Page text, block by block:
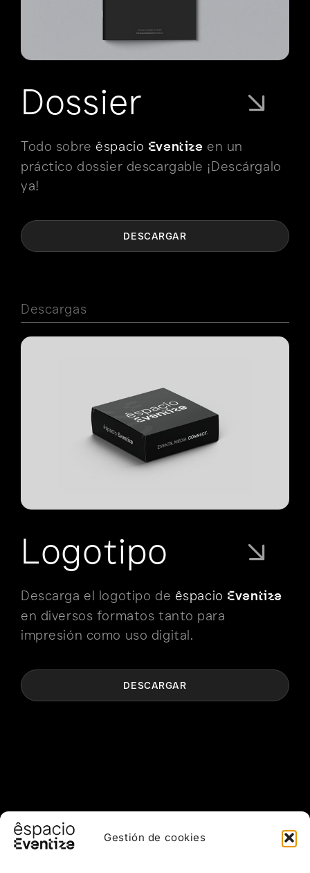
Gestión de cookies
Dossier
Todo sobre êspacio Eventize en un
práctico dossier descargable ¡Descárgalo
ya!
DESCARGAR
Descargas
Logotipo
Descarga el logotipo de êspacio Eventize
en diversos formatos tanto para
impresión como uso digital.
DESCARGAR